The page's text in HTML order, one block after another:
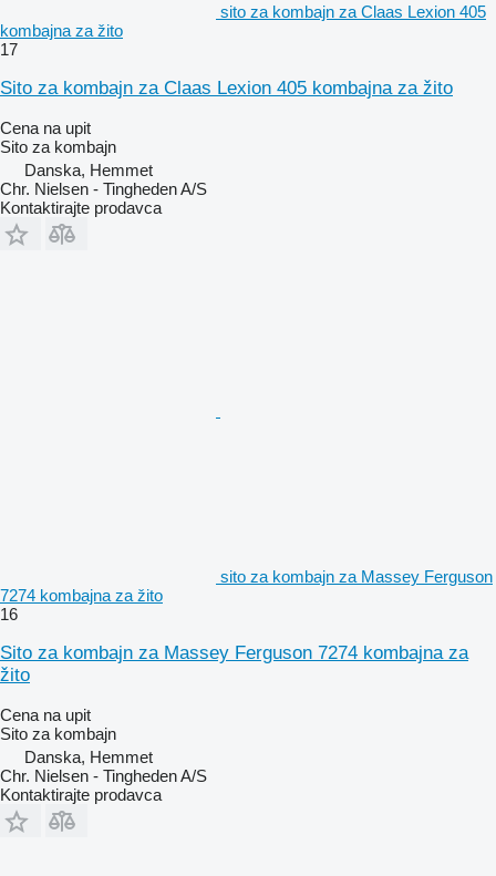
sito za kombajn za Claas Lexion 405
kombajna za žito
17
Sito za kombajn za Claas Lexion 405 kombajna za žito
Cena na upit
Sito za kombajn
Danska, Hemmet
Chr. Nielsen - Tingheden A/S
Kontaktirajte prodavca
sito za kombajn za Massey Ferguson
7274 kombajna za žito
16
Sito za kombajn za Massey Ferguson 7274 kombajna za
žito
Cena na upit
Sito za kombajn
Danska, Hemmet
Chr. Nielsen - Tingheden A/S
Kontaktirajte prodavca